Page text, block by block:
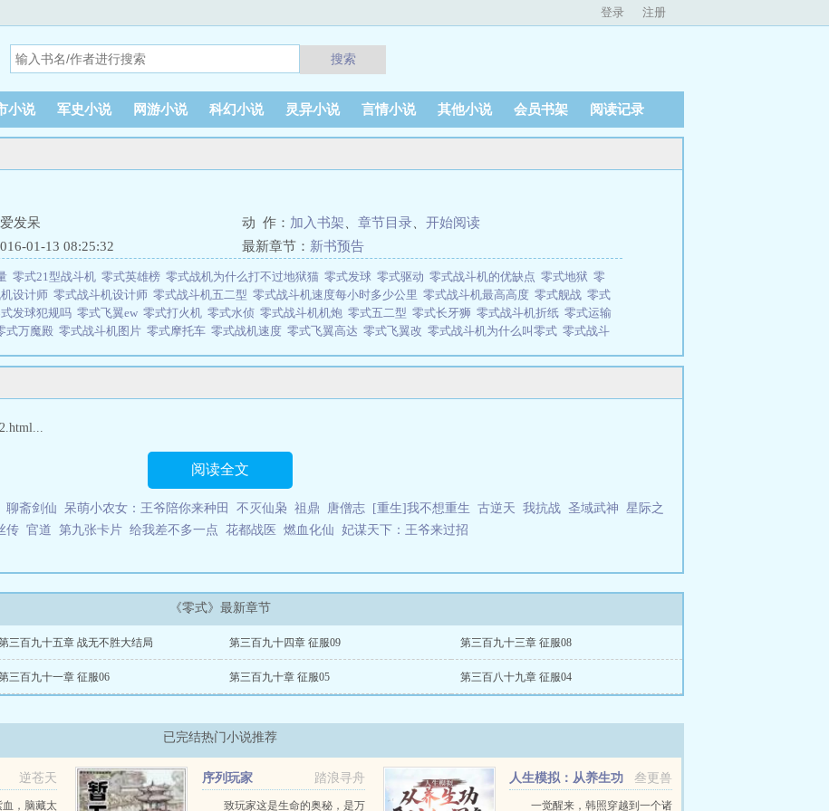
登录 注册
搜索
小说 军史小说 网游小说 科幻小说 灵异小说 言情小说 其他小说 会员书架 阅读记录
发呆 动 作： 加入书架 章节目录
开始阅读
01-13 08:25:32
最新章节： 新书预告
零式21型战斗机 零式英雄榜 零式战机为什么打不过地狱猫 零式发球 零式驱动 零式战斗机的优缺点 零式地狱 零
设计师 零式战斗机设计师 零式战斗机五二型 零式战斗机速度每小时多少公里 零式战斗机最高高度 零式舰战 零式
发球犯规吗 零式飞翼ew 零式打火机 零式水侦 零式战斗机机炮 零式五二型 零式长牙狮 零式战斗机折纸 零式运输
式万魔殿 零式战斗机图片 零式摩托车 零式战机速度 零式飞翼高达 零式飞翼改 零式战斗机为什么叫零式 零式战斗
英文零式52型比零式21型优秀吗零式战机模型零式战斗机名字由来零式机甲零式战斗机最大航程零式舰载战斗
模型零式机车零式纸飞机零式战斗机电影零式万魔殿荒天之狱在哪开零式52型战斗机零式战斗机发动机零式反
零式战斗机能飞多高
阅读全文
聊斋剑仙 呆萌小农女：王爷陪你来种田 不灭仙枭 祖鼎 唐僧志 [重生]我不想重生 古逆天 我抗战 圣域武神 星际之
传 官道 第九张卡片 给我差不多一点 花都战医 燃血化仙 妃谋天下：王爷来过招
《零式》最新章节
三百九十五章 战无不胜大结局 第三百九十四章 征服09 第三百九十三章 征服08
三百九十一章 征服06 第三百九十章 征服05 第三百八十九章 征服04
已完结热门小说推荐
逆苍天
，脑藏太
踏浪寻舟
序列玩家
致玩家这是生命的奥秘，是万
叁更兽
人生模拟：从养生功
开始加词条
一觉醒来，韩照穿越到一个诸